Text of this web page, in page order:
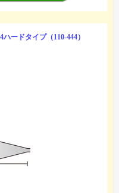
ードタイプ（110-444）